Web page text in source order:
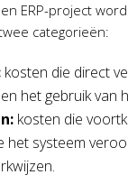
ERP-project
categorieën:
kosten die direct
het gebruik van
kosten die
het systeem